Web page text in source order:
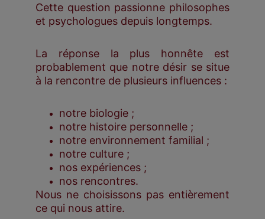
Cette question passionne philosophes
et psychologues depuis longtemps.
La réponse la plus honnête est
probablement que notre désir se situe
à la rencontre de plusieurs influences :
notre biologie ;
notre histoire personnelle ;
notre environnement familial ;
notre culture ;
nos expériences ;
nos rencontres.
Nous ne choisissons pas entièrement
ce qui nous attire.